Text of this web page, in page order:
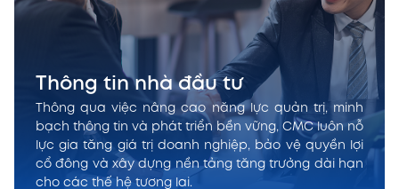
Thông tin nhà đầu tư
Thông qua việc nâng cao năng lực quản trị, minh
bạch thông tin và phát triển bền vững, CMC luôn nỗ
lực gia tăng giá trị doanh nghiệp, bảo vệ quyền lợi
cổ đông và xây dựng nền tảng tăng trưởng dài hạn
cho các thế hệ tương lai.